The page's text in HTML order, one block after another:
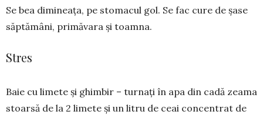
Se bea di­mi­neața, pe sto­ma­cul gol. Se fac cure de șase
săptă­mâni, primăvara și toamna.
Stres
Baie cu limete și ghimbir – tur­nați în apa din cadă zea­ma
stoarsă de la 2 limete și un litru de ceai con­centrat de